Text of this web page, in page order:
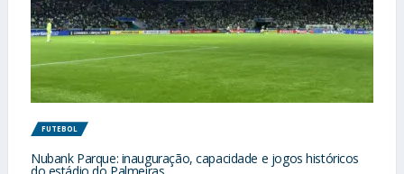
FUTEBOL
Nubank Parque: inauguração, capacidade e jogos históricos